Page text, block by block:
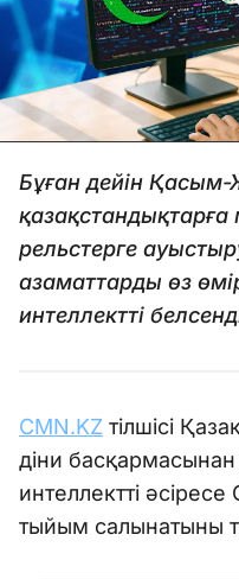
Бұған дейін
рельстерге
азаматтарды өз
интеллектті
CMN.KZ тілшісі
діни
интеллектті
тыйым салынатыны